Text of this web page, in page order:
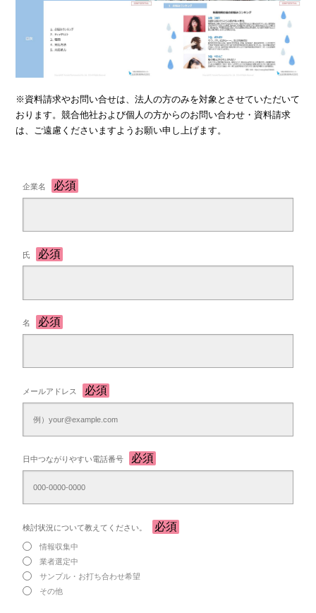
※資料請求やお問い合せは、法人の方のみを対象とさせていただいて
おります。競合他社および個人の方からのお問い合わせ・資料請求
は、ご遠慮くださいますようお願い申し上げます。
企業名
氏
名
メールアドレス
日中つながりやすい電話番号
検討状況について教えてください。
情報収集中
業者選定中
サンプル・お打ち合わせ希望
その他